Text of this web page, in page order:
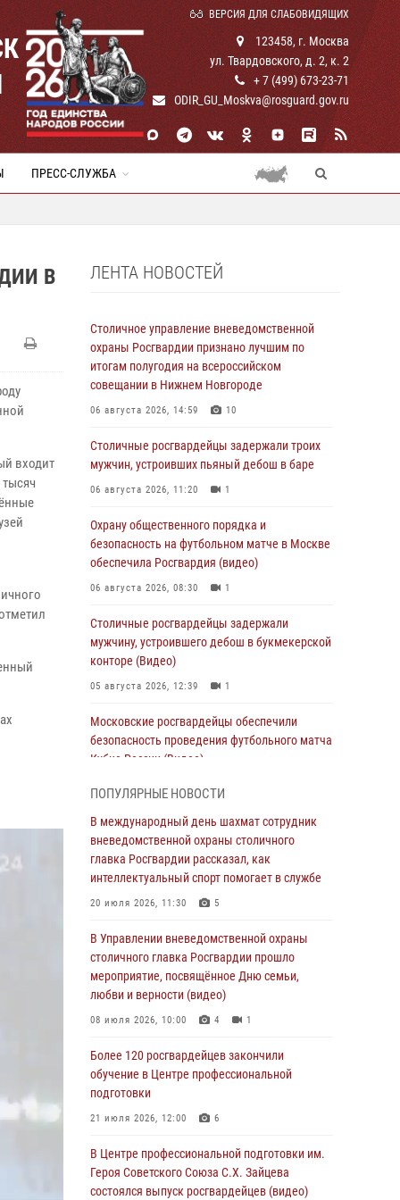
ВЕРСИЯ ДЛЯ СЛАБОВИДЯЩИХ
123458, г. Москва
ул. Твардовского, д. 2, к. 2
+ 7 (499) 673-23-71
ODIR_GU_Moskva@rosguard.gov.ru
ПРЕСС-СЛУЖБА
В
входит
ЛЕНТА НОВОСТЕЙ
Столичное управление вневедомственной
охраны Росгвардии признано лучшим по
итогам полугодия на всероссийском
совещании в Нижнем Новгороде
06 августа 2026, 14:59 10
Столичные росгвардейцы задержали троих
мужчин, устроивших пьяный дебош в баре
06 августа 2026, 11:20 1
Охрану общественного порядка и
безопасность на футбольном матче в Москве
обеспечила Росгвардия (видео)
06 августа 2026, 08:30 1
Столичные росгвардейцы задержали
мужчину, устроившего дебош в букмекерской
конторе (Видео)
05 августа 2026, 12:39 1
Московские росгвардейцы обеспечили
безопасность проведения футбольного матча
Кубка России (Видео)
Делегация МВД Республики Беларусь
ознакомилась с передовыми методами
работы Росгвардии в Москве (видео)
04 августа 2026, 18:16 5 1
чемпионат по самбо и боевому самбо.
(видео)
04 августа 2026, 14:00 7 1
Офицер Росгвардии стал гостем прямого
работе дежурных частей
04 августа 2026, 12:28
В Москве росгвардейцы задержали
торгового центра (видео)
04 августа 2026, 08:26 1
ПОПУЛЯРНЫЕ НОВОСТИ
В международный день шахмат сотрудник
вневедомственной охраны столичного
главка Росгвардии рассказал, как
интеллектуальный спорт помогает в службе
20 июля 2026, 11:30 5
В Управлении вневедомственной охраны
столичного главка Росгвардии прошло
мероприятие, посвящённое Дню семьи,
любви и верности (видео)
08 июля 2026, 10:00 4 1
Более 120 росгвардейцев закончили
обучение в Центре профессиональной
подготовки
21 июля 2026, 12:00 6
В Центре профессиональной подготовки им.
Героя Советского Союза С.Х. Зайцева
состоялся выпуск росгвардейцев (видео)